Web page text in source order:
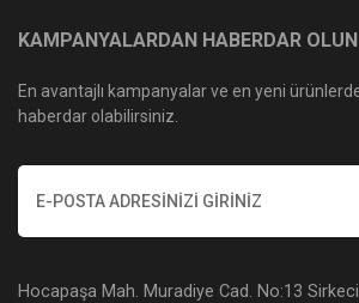
KAMPANYALARDAN HABERDAR OLUN
En avantajlı kampanyalar ve en yeni
haberdar olabilirsiniz.
Hocapaşa Mah. Muradiye Cad. No:13